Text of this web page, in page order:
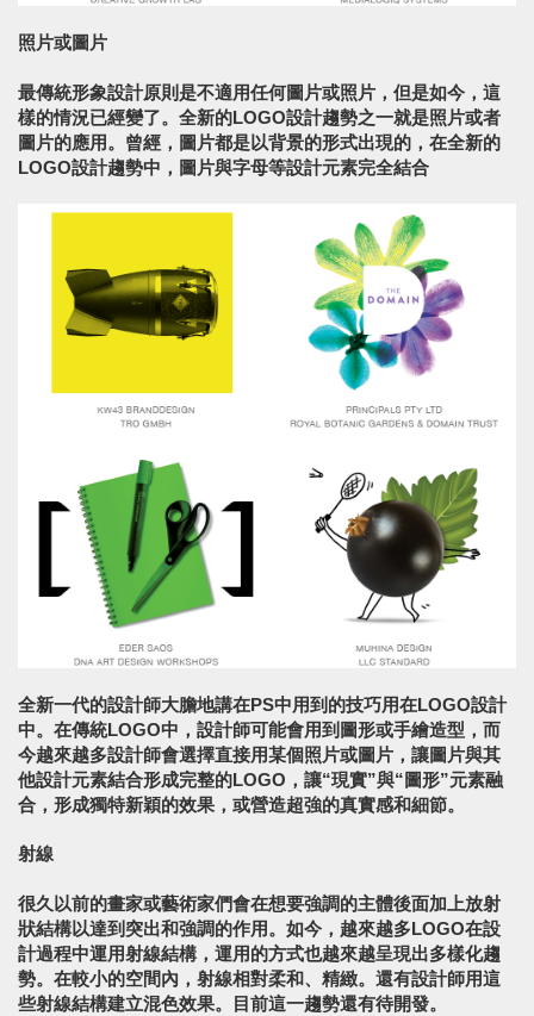
照片或圖片
最傳統形象設計原則是不適用任何圖片或照片，但是如今，這
樣的情況已經變了。全新的LOGO設計趨勢之一就是照片或者
圖片的應用。曾經，圖片都是以背景的形式出現的，在全新的
LOGO設計趨勢中，圖片與字母等設計元素完全結合
全新一代的設計師大膽地講在PS中用到的技巧用在LOGO設計
中。在傳統LOGO中，設計師可能會用到圖形或手繪造型，而
今越來越多設計師會選擇直接用某個照片或圖片，讓圖片與其
他設計元素結合形成完整的LOGO，讓“現實”與“圖形”元素融
合，形成獨特新穎的效果，或營造超強的真實感和細節。
射線
很久以前的畫家或藝術家們會在想要強調的主體後面加上放射
狀結構以達到突出和強調的作用。如今，越來越多LOGO在設
計過程中運用射線結構，運用的方式也越來越呈現出多樣化趨
勢。在較小的空間內，射線相對柔和、精緻。還有設計師用這
些射線結構建立混色效果。目前這一趨勢還有待開發。